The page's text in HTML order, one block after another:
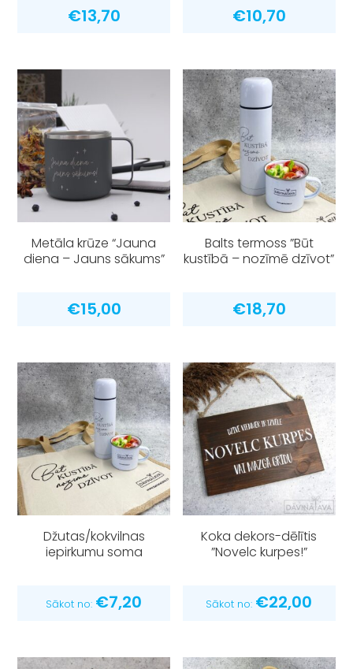
€13,70 €10,70
Metāla krūze “Jauna
diena – Jauns sākums”
€15,00
Balts termoss ”Būt
kustībā – nozīmē dzīvot”
€18,70
Džutas/kokvilnas
iepirkumu soma
Sākot no: €7,20
Koka dekors-dēlītis
”Novelc kurpes!”
Sākot no: €22,00